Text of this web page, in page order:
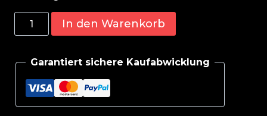
BioTech
Fenugreek
Kapseln
Menge
In den Warenkorb
Garantiert sichere Kaufabwicklung